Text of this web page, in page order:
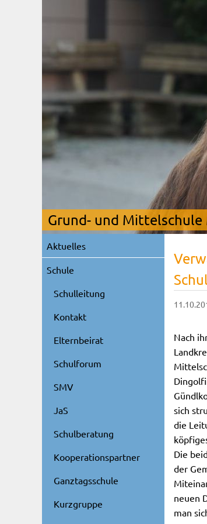
Grund- und
Nach
sich
die
Die
der
neuen
man
Navigation
überspringen
Aktuelles
Schule
Schulleitung
Kontakt
Elternbeirat
Schulforum
SMV
JaS
Schulberatung
Kooperationspartner
Ganztagsschule
Kurzgruppe